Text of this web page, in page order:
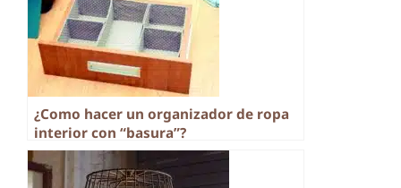
¿Como hacer un organizador de ropa
interior con “basura”?